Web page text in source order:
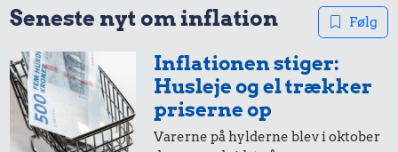
0,42 kr.
0,44 kr.
1 kg kartofler
2,22 kr.
Biografbillet
Seneste nyt om inflation Følg
Inflationen stiger:
Husleje og el trækker
priserne op
Varerne på hylderne blev i oktober